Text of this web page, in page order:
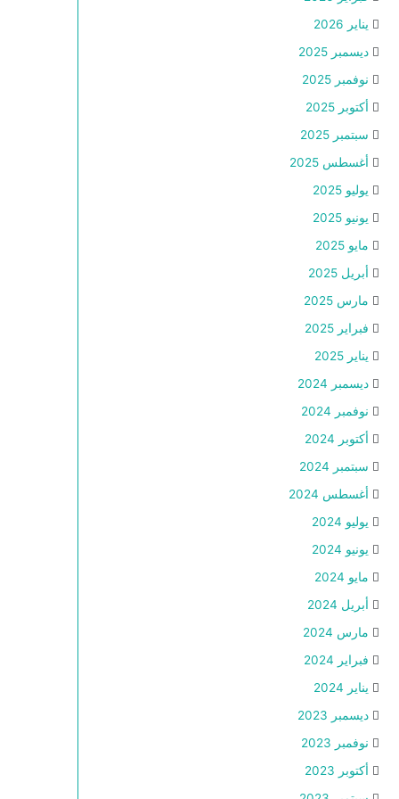
يناير 2026
ديسمبر 2025
نوفمبر 2025
أكتوبر 2025
سبتمبر 2025
أغسطس 2025
يوليو 2025
يونيو 2025
مايو 2025
أبريل 2025
مارس 2025
فبراير 2025
يناير 2025
ديسمبر 2024
نوفمبر 2024
أكتوبر 2024
سبتمبر 2024
أغسطس 2024
يوليو 2024
يونيو 2024
مايو 2024
أبريل 2024
مارس 2024
فبراير 2024
يناير 2024
ديسمبر 2023
نوفمبر 2023
أكتوبر 2023